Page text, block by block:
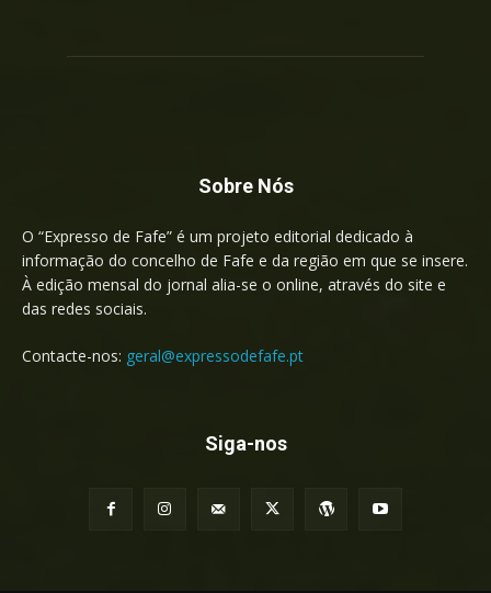
Sobre Nós
O “Expresso de Fafe” é um projeto editorial dedicado à
informação do concelho de Fafe e da região em que se insere.
À edição mensal do jornal alia-se o online, através do site e
das redes sociais.
Contacte-nos: geral@expressodefafe.pt
Siga-nos